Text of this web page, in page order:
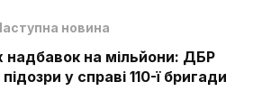
новина
надбавок на мільйони: ДБР
у справі 110-ї бригади